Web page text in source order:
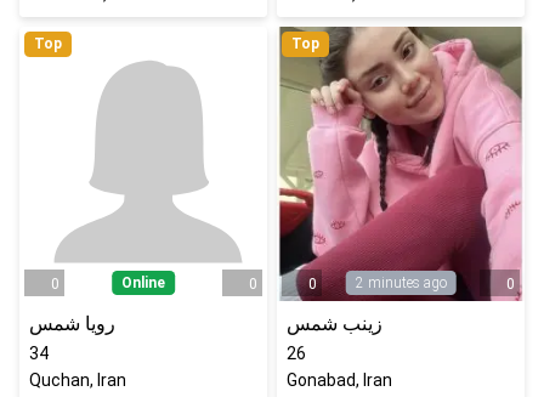
Top
0 Online 0
رویا شمس
34
Quchan, Iran
Top
0 2 minutes ago 0
زینب شمس
26
Gonabad, Iran